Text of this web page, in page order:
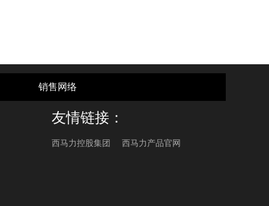
销售网络
友情链接：
西马力控股集团 西马力产品官网